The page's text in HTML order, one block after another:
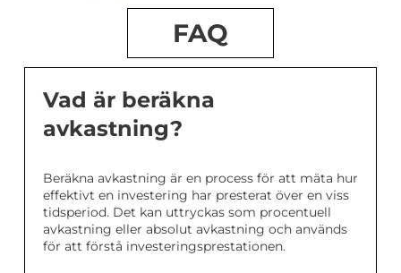
FAQ
Vad är beräkna
avkastning?
Beräkna avkastning är en process för att mäta hur
effektivt en investering har presterat över en viss
tidsperiod. Det kan uttryckas som procentuell
avkastning eller absolut avkastning och används
för att förstå investeringsprestationen.